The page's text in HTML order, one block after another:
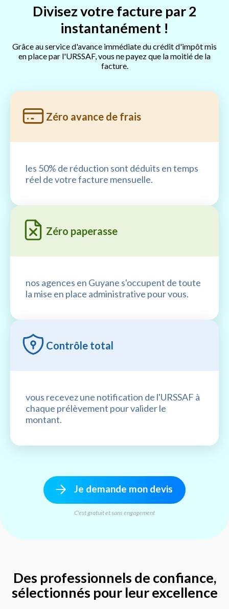
Divisez votre facture par 2
instantanément !
Grâce au service d'avance immédiate du crédit d'impôt mis
en place par l'URSSAF, vous ne payez que la moitié de la
facture.
Zéro avance de frais
les 50% de réduction sont déduits en temps
réel de votre facture mensuelle.
Zéro paperasse
nos agences en Guyane s'occupent de toute
la mise en place administrative pour vous.
Contrôle total
vous recevez une notification de l'URSSAF à
chaque prélèvement pour valider le
montant.
Je demande mon devis
C'est gratuit et sans engagement
Des professionnels de confiance,
sélectionnés pour leur excellence